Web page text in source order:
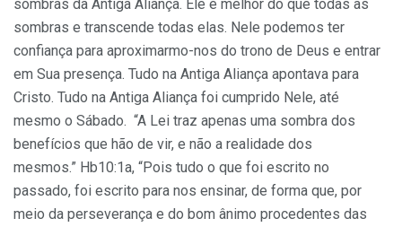
sombras da Antiga Aliança. Ele é melhor do que todas as
sombras e transcende todas elas. Nele podemos ter
confiança para aproximarmo-nos do trono de Deus e entrar
em Sua presença. Tudo na Antiga Aliança apontava para
Cristo. Tudo na Antiga Aliança foi cumprido Nele, até
mesmo o Sábado. “A Lei traz apenas uma sombra dos
benefícios que hão de vir, e não a realidade dos
mesmos.” Hb10:1a, “Pois tudo o que foi escrito no
passado, foi escrito para nos ensinar, de forma que, por
meio da perseverança e do bom ânimo procedentes das